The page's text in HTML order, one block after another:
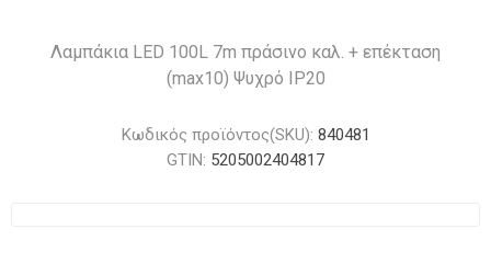
Λαμπάκια LED 100L 7m πράσινο καλ. + επέκταση
(max10) Ψυχρό IP20
Κωδικός προϊόντος(SKU): 840481
GTIN: 5205002404817